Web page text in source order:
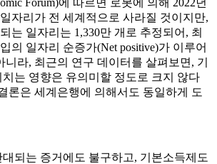
자리가 전 세계적으로 사라질 것이지만,
는 일자리는 1,330만 개로 추정되어, 최
의 일자리 순증가(Net positive)가 이루어
니라, 최근의 연구 데이터를 살펴보면, 기
는 영향은 유의미할 정도로 크지 않다
론은 세계은행에 의해서도 동일하게 도
되는 증거에도 불구하고, 기본소득제도